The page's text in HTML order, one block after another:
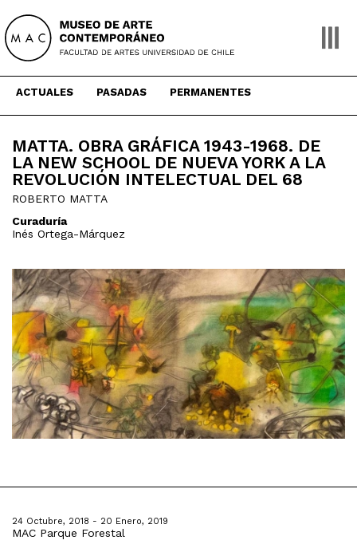
content
ACTUALES PASADAS PERMANENTES
MATTA. OBRA GRÁFICA 1943-1968. DE
LA NEW SCHOOL DE NUEVA YORK A LA
REVOLUCIÓN INTELECTUAL DEL 68
ROBERTO MATTA
Curaduría
Inés Ortega-Márquez
24 Octubre, 2018 - 20 Enero, 2019
MAC Parque Forestal